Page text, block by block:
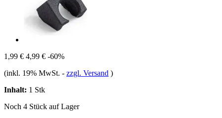
1,99 € 4,99 € -60%
(inkl. 19% MwSt. - zzgl. Versand )
Inhalt: 1 Stk
Noch 4 Stück auf Lager